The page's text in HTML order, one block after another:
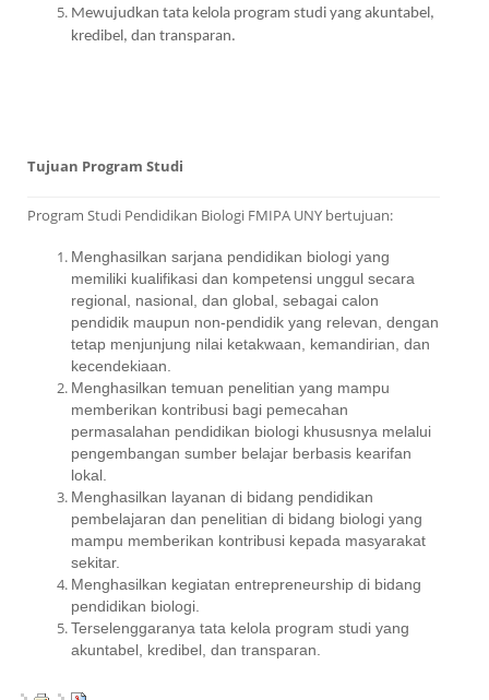
Mewujudkan tata kelola program studi yang akuntabel,
kredibel, dan transparan.
Tujuan Program Studi
Program Studi Pendidikan Biologi FMIPA UNY bertujuan:
Menghasilkan sarjana pendidikan biologi yang
memiliki kualifikasi dan kompetensi unggul secara
regional, nasional, dan global, sebagai calon
pendidik maupun non-pendidik yang relevan, dengan
tetap menjunjung nilai ketakwaan, kemandirian, dan
kecendekiaan.
Menghasilkan temuan penelitian yang mampu
memberikan kontribusi bagi pemecahan
permasalahan pendidikan biologi khususnya melalui
pengembangan sumber belajar berbasis kearifan
lokal.
Menghasilkan layanan di bidang pendidikan
pembelajaran dan penelitian di bidang biologi yang
mampu memberikan kontribusi kepada masyarakat
sekitar.
Menghasilkan kegiatan entrepreneurship di bidang
pendidikan biologi.
Terselenggaranya tata kelola program studi yang
akuntabel, kredibel, dan transparan.